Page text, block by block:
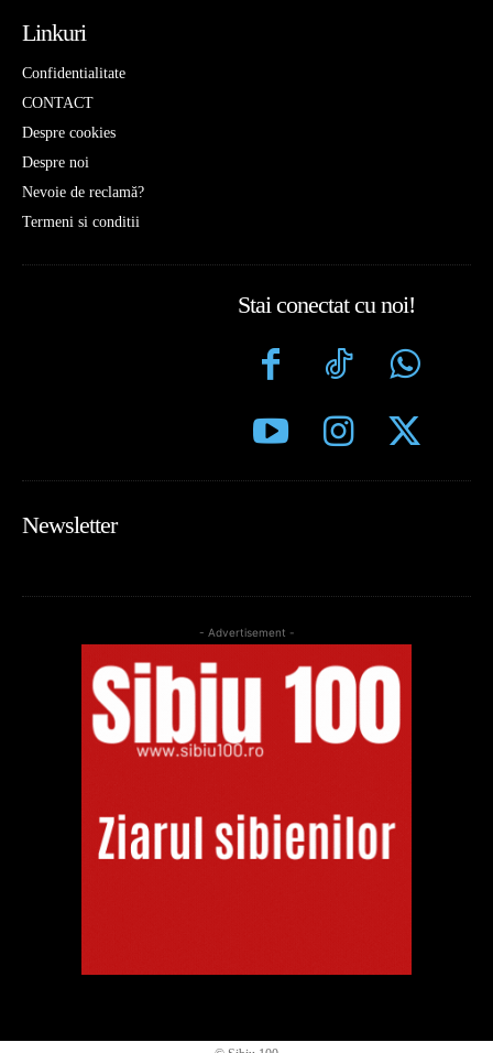
Linkuri
Confidentialitate
CONTACT
Despre cookies
Despre noi
Nevoie de reclamă?
Termeni si conditii
Stai conectat cu noi!
Newsletter
- Advertisement -